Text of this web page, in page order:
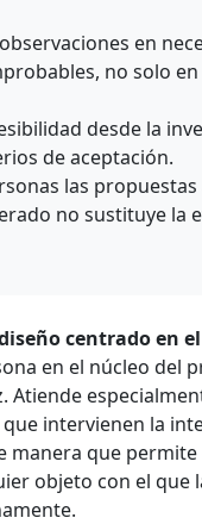
en
no solo
desde la
de aceptación.
las propuestas
no sustituye la
centrado en
en el núcleo del
Atiende
intervienen la
manera que
objeto con el que